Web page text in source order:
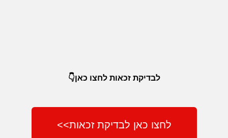
לבדיקת זכאות לחצו כאן👇
לחצו כאן לבדיקת זכאות>>